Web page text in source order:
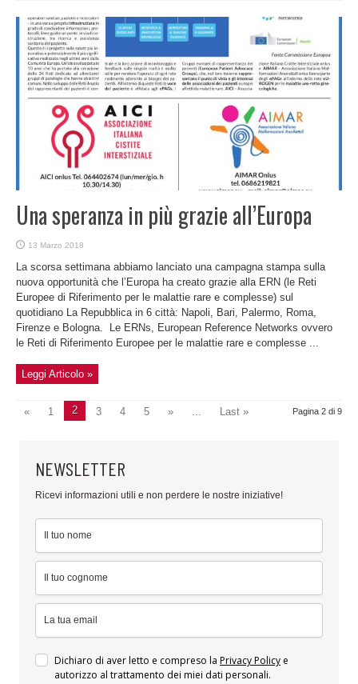
Una speranza in più grazie all’Europa
13 Marzo 2018
La scorsa settimana abbiamo lanciato una campagna stampa sulla
nuova opportunità che l’Europa ha creato grazie alla ERN (le Reti
Europee di Riferimento per le malattie rare e complesse) sul
quotidiano La Repubblica in 6 città: Napoli, Bari, Palermo, Roma,
Firenze e Bologna. Le ERNs, European Reference Networks ovvero
le Reti di Riferimento Europee per le malattie rare e complesse ...
Leggi Articolo »
Pagina 2 di 9
« 1 2 3 4 5 » Last »
NEWSLETTER
Ricevi informazioni utili e non perdere le nostre iniziative!
Dichiaro di aver letto e compreso la Privacy Policy e
autorizzo al trattamento dei miei dati personali.